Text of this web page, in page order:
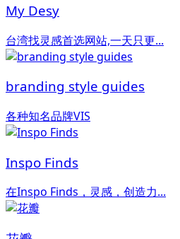
My Desy
台湾找灵感首选网站,一天只更...
branding style guides
各种知名品牌VIS
Inspo Finds
在Inspo Finds，灵感，创造力...